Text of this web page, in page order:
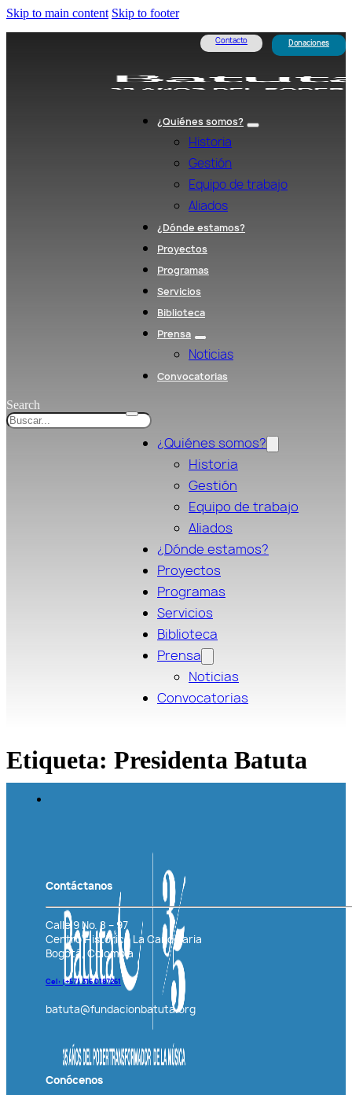
Skip to main content Skip to footer
Contacto Donaciones
Search
¿Quiénes somos?
Historia
Gestión
Equipo de trabajo
Aliados
¿Dónde estamos?
Proyectos
Programas
Servicios
Biblioteca
Prensa
Noticias
Convocatorias
¿Quiénes somos?
Historia
Gestión
Equipo de trabajo
Aliados
¿Dónde estamos?
Proyectos
Programas
Servicios
Biblioteca
Prensa
Noticias
Convocatorias
Etiqueta: Presidenta Batuta
Contáctanos
Calle 9 No. 8 – 97
Centro Histórico La Candelaria
Bogotá, Colombia
Cel: (+57)316 0187261
batuta@fundacionbatuta.org
Conócenos